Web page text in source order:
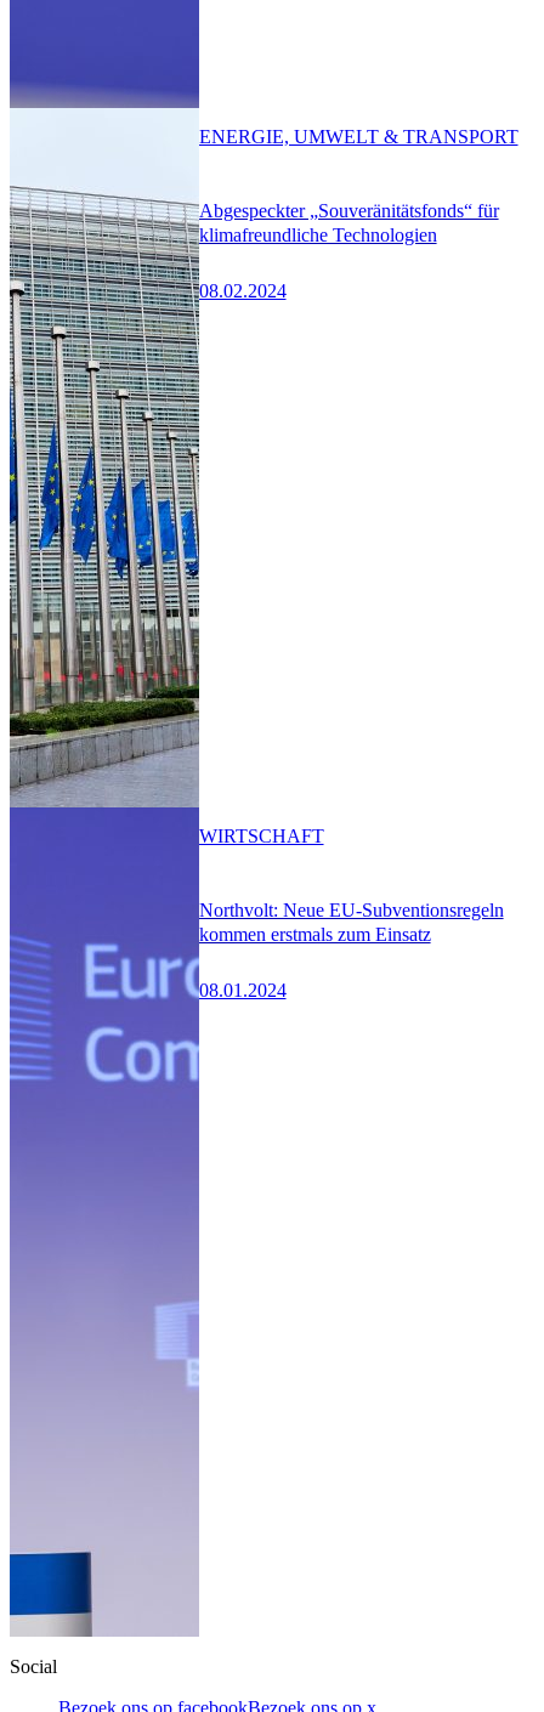
Abgespeckter „Souveränitätsfonds“ für
klimafreundliche Technologien
08.02.2024
ENERGIE, UMWELT & TRANSPORT
Northvolt: Neue EU-Subventionsregeln
kommen erstmals zum Einsatz
08.01.2024
WIRTSCHAFT
Social